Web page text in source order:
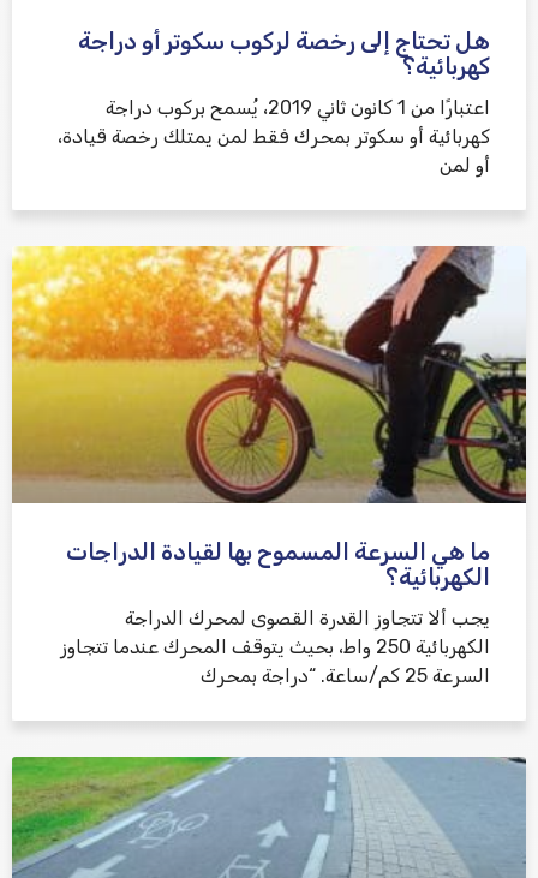
هل تحتاج إلى رخصة لركوب سكوتر أو دراجة
كهربائية؟
اعتبارًا من 1 كانون ثاني 2019، يُسمح بركوب دراجة
كهربائية أو سكوتر بمحرك فقط لمن يمتلك رخصة قيادة،
أو لمن
ما هي السرعة المسموح بها لقيادة الدراجات
الكهربائية؟
يجب ألا تتجاوز القدرة القصوى لمحرك الدراجة
الكهربائية 250 واط، بحيث يتوقف المحرك عندما تتجاوز
السرعة 25 كم/ساعة. “دراجة بمحرك